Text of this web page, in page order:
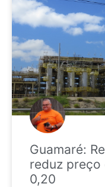
Guamaré:
reduz preço
0,20